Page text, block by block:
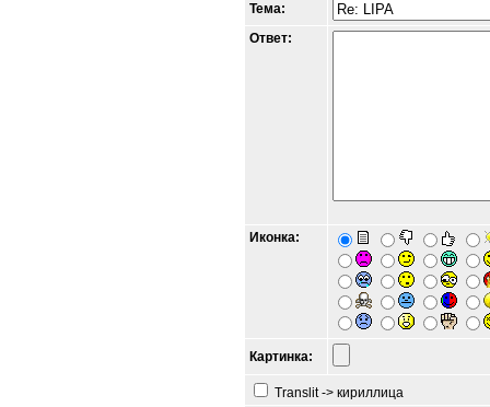
Тема:
Ответ:
Иконка:
Картинка:
Translit -> кириллица